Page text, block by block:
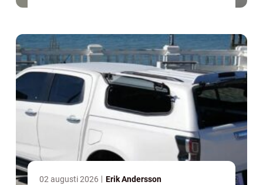
02 augusti 2026 Erik Andersson